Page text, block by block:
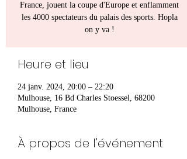
France, jouent la coupe d'Europe et enflamment
les 4000 spectateurs du palais des sports. Hopla
on y va !
Heure et lieu
24 janv. 2024, 20:00 – 22:20
Mulhouse, 16 Bd Charles Stoessel, 68200
Mulhouse, France
À propos de l'événement